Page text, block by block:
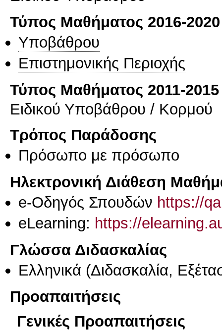
Τύπος Μαθήματος 2016-2020
Υποβάθρου
Επιστημονικής Περιοχής
Τύπος Μαθήματος 2011-2015
Ειδικού Υποβάθρου / Κορμού
Τρόπος Παράδοσης
Πρόσωπο με πρόσωπο
Ηλεκτρονική Διάθεση
e-Οδηγός Σπουδών https://
eLearning: https://
Γλώσσα Διδασκαλίας
Ελληνικά (Διδασκαλία,
Προαπαιτήσεις
Γενικές Προαπαιτήσεις